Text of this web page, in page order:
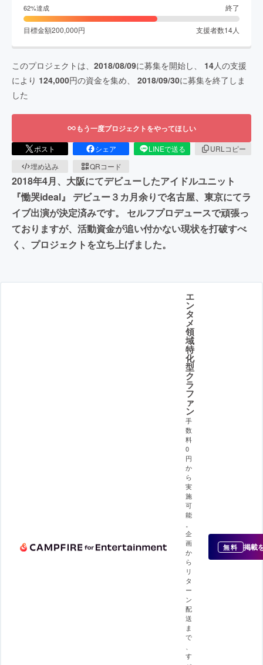
62%達成 終了
目標金額200,000円 支援者数14人
このプロジェクトは、 2018/08/09に募集を開始し、 14人の支援
により 124,000円の資金を集め、 2018/09/30に募集を終了しま
した
もう一度プロジェクトをやってほしい
ポスト シェア LINEで送る
URLコピー
埋め込み
QRコード
2018年4月、大阪にてデビューしたアイドルユニット
『慟哭ideal』 デビュー３カ月余りで名古屋、東京にてラ
イブ出演が決定済みです。 セルフプロデュースで頑張っ
ておりますが、活動資金が追い付かない現状を打破すべ
く、プロジェクトを立ち上げました。
エ
ン
タ
メ
領
域
特
化
型
ク
ラ
フ
ァ
ン
手
数
料
0
円
か
ら
実
施
可
能
。
企
画
か
ら
リ
タ
ー
ン
配
送
ま
で
、
す
無料 掲載